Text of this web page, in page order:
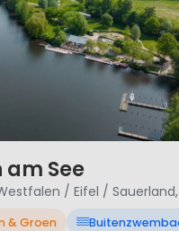
am See
& Groen